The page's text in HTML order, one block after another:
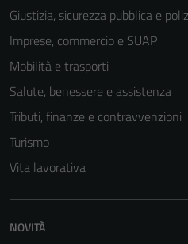
Giustizia, sicurezza pubblica e
Imprese, commercio e SUAP
Mobilità e trasporti
Salute, benessere e assistenza
Tributi, finanze e contravvenzioni
Turismo
Vita lavorativa
NOVITÀ